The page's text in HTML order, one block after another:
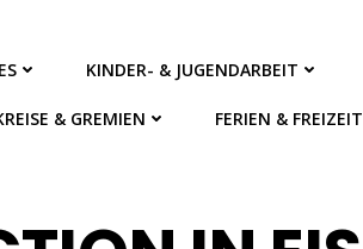
KINDER- & JUGENDARBEIT
& GREMIEN FERIEN & FREIZEIT